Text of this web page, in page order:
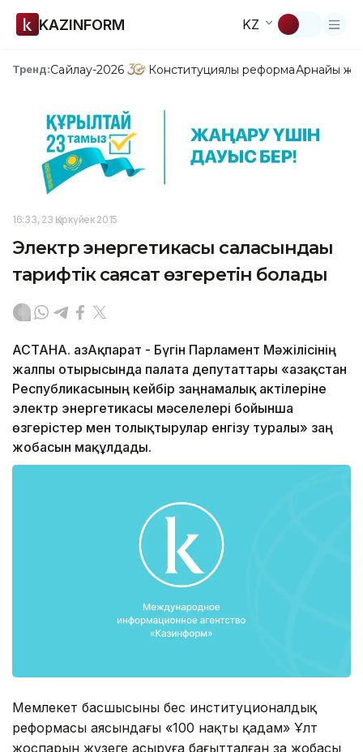
KAZINFORM KZ
Тренд:Сайлау-2026 Конституциялық реформаАрнайы
16:33, 23 Қыркүйек 2015
Электр энергетикасы саласындағы
тарифтік саясат өзгеретін болады
АСТАНА. ҚазАқпарат - Бүгін Парламент Мәжілісінің
жалпы отырысында палата депутаттары «Қазақстан
Республикасының кейбір заңнамалық актілеріне
электр энергетикасы мәселелері бойынша
өзгерістер мен толықтырулар енгізу туралы» заң
жобасын мақұлдады.
Мемлекет басшысының бес институционалдық
реформасы аясындағы «100 нақты қадам» Ұлт
жоспарын жүзеге асыруға бағытталған заң жобасы